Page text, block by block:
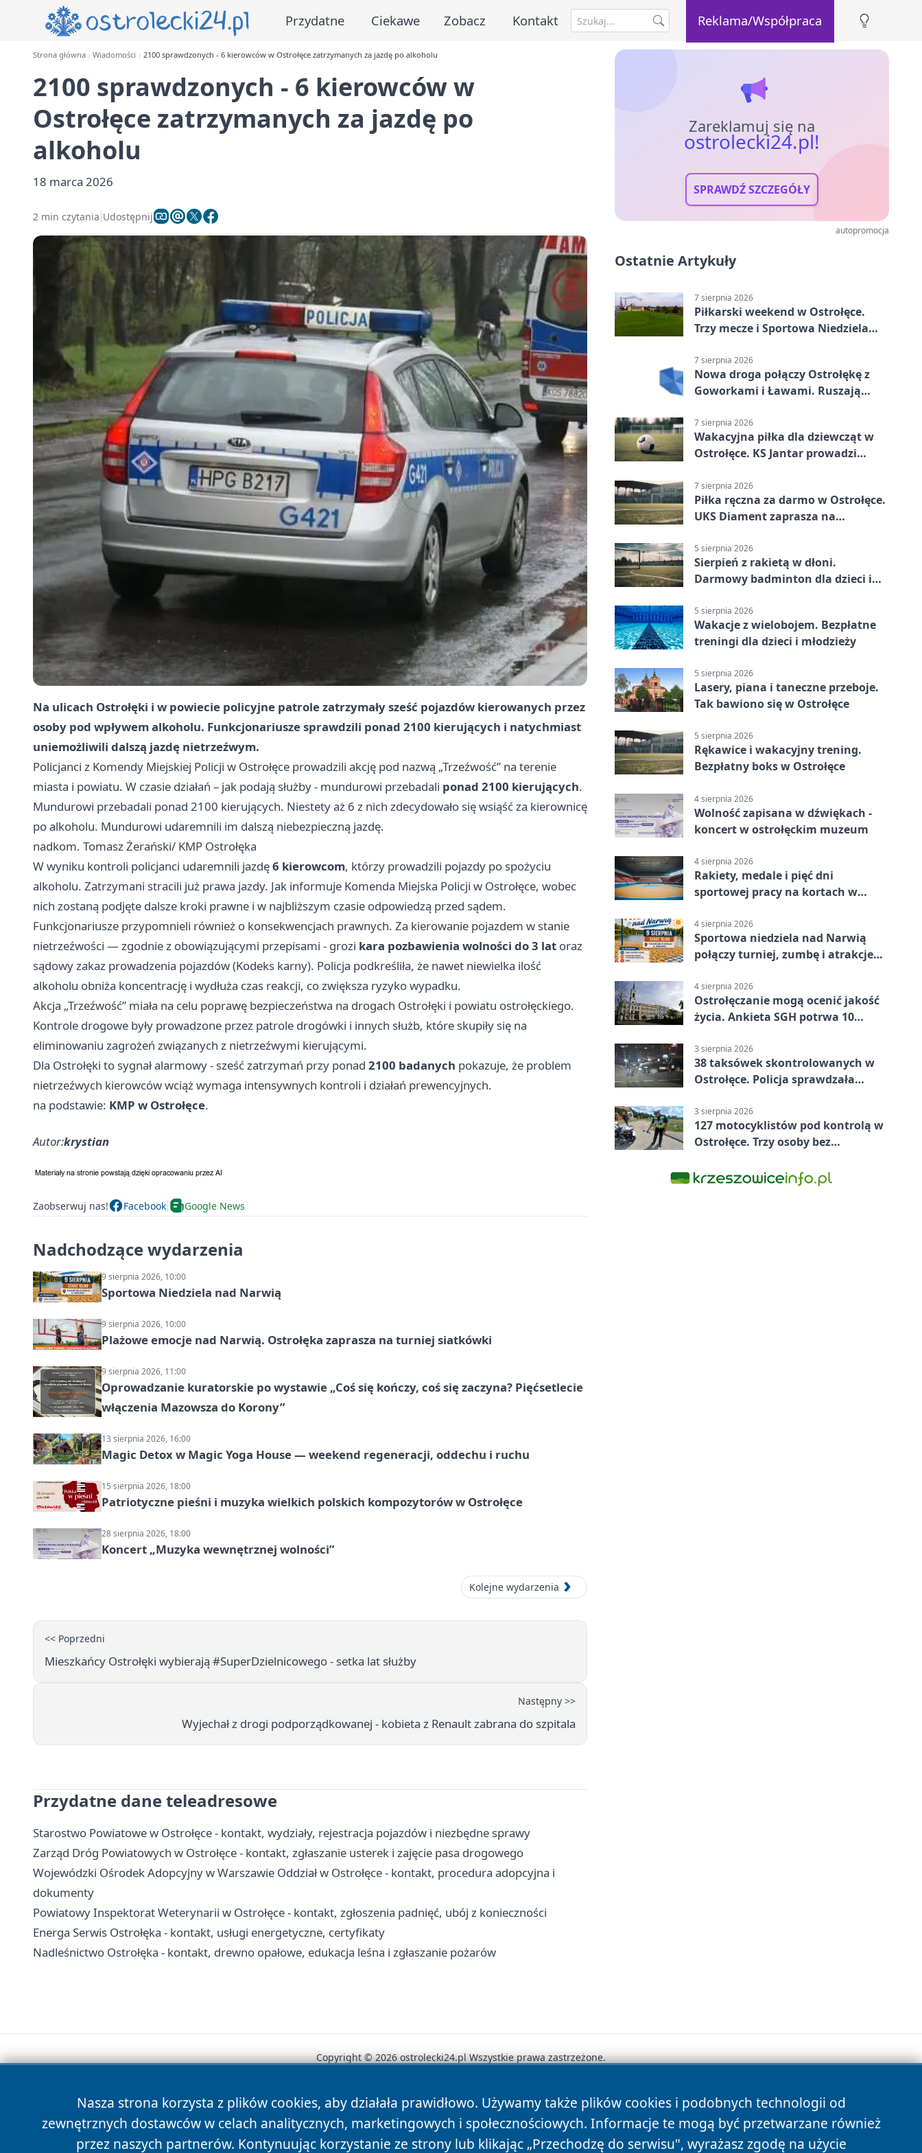
Przydatne Ciekawe Zobacz Kontakt Reklama/Współpraca
Strona główna Wiadomości 2100 sprawdzonych - 6 kierowców w Ostrołęce zatrzymanych za jazdę po alkoholu
2100 sprawdzonych - 6 kierowców w
Ostrołęce zatrzymanych za jazdę po
alkoholu
18 marca 2026
2 min czytania Udostępnij
Na ulicach Ostrołęki i w powiecie policyjne patrole zatrzymały sześć pojazdów kierowanych przez
osoby pod wpływem alkoholu. Funkcjonariusze sprawdzili ponad 2100 kierujących i natychmiast
uniemożliwili dalszą jazdę nietrzeźwym.
Policjanci z Komendy Miejskiej Policji w Ostrołęce prowadzili akcję pod nazwą „Trzeźwość” na terenie
miasta i powiatu. W czasie działań – jak podają służby - mundurowi przebadali ponad 2100 kierujących.
Mundurowi przebadali ponad 2100 kierujących. Niestety aż 6 z nich zdecydowało się wsiąść za kierownicę
po alkoholu. Mundurowi udaremnili im dalszą niebezpieczną jazdę.
nadkom. Tomasz Żerański/ KMP Ostrołęka
W wyniku kontroli policjanci udaremnili jazdę6 kierowcom, którzy prowadzili pojazdy po spożyciu
alkoholu. Zatrzymani stracili już prawa jazdy. Jak informuje Komenda Miejska Policji w Ostrołęce, wobec
nich zostaną podjęte dalsze kroki prawne i w najbliższym czasie odpowiedzą przed sądem.
Funkcjonariusze przypomnieli również o konsekwencjach prawnych. Za kierowanie pojazdem w stanie
nietrzeźwości — zgodnie z obowiązującymi przepisami - grozi kara pozbawienia wolności do 3 lat oraz
sądowy zakaz prowadzenia pojazdów (Kodeks karny). Policja podkreśliła, że nawet niewielka ilość
alkoholu obniża koncentrację i wydłuża czas reakcji, co zwiększa ryzyko wypadku.
Akcja „Trzeźwość” miała na celu poprawę bezpieczeństwa na drogach Ostrołęki i powiatu ostrołęckiego.
Kontrole drogowe były prowadzone przez patrole drogówki i innych służb, które skupiły się na
eliminowaniu zagrożeń związanych z nietrzeźwymi kierującymi.
Dla Ostrołęki to sygnał alarmowy - sześć zatrzymań przy ponad 2100 badanych pokazuje, że problem
nietrzeźwych kierowców wciąż wymaga intensywnych kontroli i działań prewencyjnych.
na podstawie: KMP w Ostrołęce.
Autor:krystian
Zaobserwuj nas! Facebook Google News
Nadchodzące wydarzenia
9 sierpnia 2026, 10:00
Sportowa Niedziela nad Narwią
9 sierpnia 2026, 10:00
Plażowe emocje nad Narwią. Ostrołęka zaprasza na turniej siatkówki
9 sierpnia 2026, 11:00
Oprowadzanie kuratorskie po wystawie „Coś się kończy, coś się zaczyna? Pięćsetlecie
włączenia Mazowsza do Korony”
13 sierpnia 2026, 16:00
Magic Detox w Magic Yoga House — weekend regeneracji, oddechu i ruchu
15 sierpnia 2026, 18:00
Patriotyczne pieśni i muzyka wielkich polskich kompozytorów w Ostrołęce
28 sierpnia 2026, 18:00
Koncert „Muzyka wewnętrznej wolności”
Kolejne wydarzenia
<< Poprzedni
Mieszkańcy Ostrołęki wybierają #SuperDzielnicowego - setka lat służby
Następny >>
Wyjechał z drogi podporządkowanej - kobieta z Renault zabrana do szpitala
Przydatne dane teleadresowe
Starostwo Powiatowe w Ostrołęce - kontakt, wydziały, rejestracja pojazdów i niezbędne sprawy
Zarząd Dróg Powiatowych w Ostrołęce - kontakt, zgłaszanie usterek i zajęcie pasa drogowego
Wojewódzki Ośrodek Adopcyjny w Warszawie Oddział w Ostrołęce - kontakt, procedura adopcyjna i
dokumenty
Powiatowy Inspektorat Weterynarii w Ostrołęce - kontakt, zgłoszenia padnięć, ubój z konieczności
Energa Serwis Ostrołęka - kontakt, usługi energetyczne, certyfikaty
Nadleśnictwo Ostrołęka - kontakt, drewno opałowe, edukacja leśna i zgłaszanie pożarów
Zareklamuj się na
ostrolecki24.pl!
SPRAWDŹ SZCZEGÓŁY
autopromocja
Ostatnie Artykuły
7 sierpnia 2026
Piłkarski weekend w Ostrołęce.
Trzy mecze i Sportowa Niedziela
7 sierpnia 2026
Nowa droga połączy Ostrołękę z
Goworkami i Ławami. Ruszają
7 sierpnia 2026
Wakacyjna piłka dla dziewcząt w
Ostrołęce. KS Jantar prowadzi
7 sierpnia 2026
Piłka ręczna za darmo w Ostrołęce.
UKS Diament zaprasza na
5 sierpnia 2026
Sierpień z rakietą w dłoni.
Darmowy badminton dla dzieci i
5 sierpnia 2026
Wakacje z wielobojem. Bezpłatne
treningi dla dzieci i młodzieży
5 sierpnia 2026
Lasery, piana i taneczne przeboje.
Tak bawiono się w Ostrołęce
5 sierpnia 2026
Rękawice i wakacyjny trening.
Bezpłatny boks w Ostrołęce
4 sierpnia 2026
Wolność zapisana w dźwiękach -
koncert w ostrołęckim muzeum
4 sierpnia 2026
Rakiety, medale i pięć dni
sportowej pracy na kortach w
4 sierpnia 2026
Sportowa niedziela nad Narwią
połączy turniej, zumbę i atrakcje
4 sierpnia 2026
Ostrołęczanie mogą ocenić jakość
życia. Ankieta SGH potrwa 10
3 sierpnia 2026
38 taksówek skontrolowanych w
Ostrołęce. Policja sprawdzała
3 sierpnia 2026
127 motocyklistów pod kontrolą w
Ostrołęce. Trzy osoby bez
Nasza strona korzysta z plików cookies, aby działała prawidłowo. Używamy także plików cookies i podobnych technologii od
zewnętrznych dostawców w celach analitycznych, marketingowych i społecznościowych. Informacje te mogą być przetwarzane również
przez naszych partnerów. Kontynuując korzystanie ze strony lub klikając „Przechodzę do serwisu", wyrażasz zgodę na użycie
Copyright © 2026 ostrolecki24.pl Wszystkie prawa zastrzeżone.
News Autorzy Polityka Prywatności Polityka Cookies